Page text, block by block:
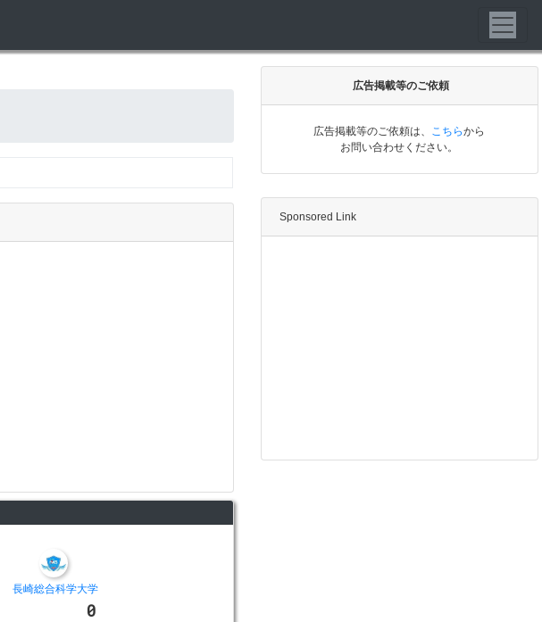
長崎総合科学大学
0
広告掲載等のご依頼
広告掲載等のご依頼は、 こちらから
お問い合わせください。
Sponsored Link